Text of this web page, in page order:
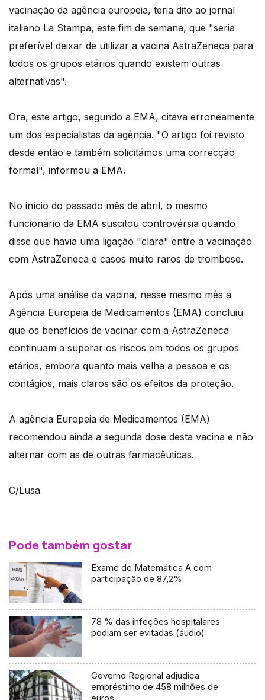
vacinação da agência europeia, teria dito ao jornal
italiano La Stampa, este fim de semana, que "seria
preferível deixar de utilizar a vacina AstraZeneca para
todos os grupos etários quando existem outras
alternativas".
Ora, este artigo, segundo a EMA, citava erroneamente
um dos especialistas da agência. "O artigo foi revisto
desde então e também solicitámos uma correcção
formal", informou a EMA.
No início do passado mês de abril, o mesmo
funcionário da EMA suscitou controvérsia quando
disse que havia uma ligação "clara" entre a vacinação
com AstraZeneca e casos muito raros de trombose.
Após uma análise da vacina, nesse mesmo mês a
Agência Europeia de Medicamentos (EMA) concluiu
que os benefícios de vacinar com a AstraZeneca
continuam a superar os riscos em todos os grupos
etários, embora quanto mais velha a pessoa e os
contágios, mais claros são os efeitos da proteção.
A agência Europeia de Medicamentos (EMA)
recomendou ainda a segunda dose desta vacina e não
alternar com as de outras farmacêuticas.
C/Lusa
Pode também gostar
Exame de Matemática A com
participação de 87,2%
78 % das infeções hospitalares
podiam ser evitadas (áudio)
Governo Regional adjudica
empréstimo de 458 milhões de